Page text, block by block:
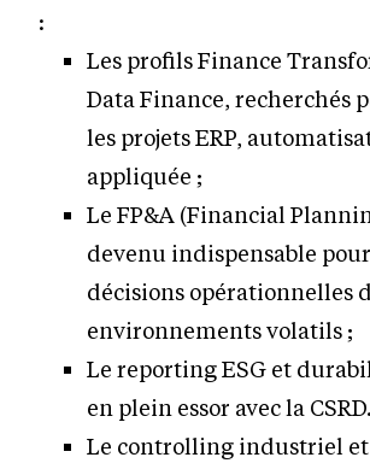
:
Les profils Finance
Data Finance, recherchés
les projets ERP,
appliquée ;
Le FP&A (Financial
devenu indispensable
décisions opérationnelles
environnements volatils ;
Le reporting ESG et
en plein essor avec la CSRD.
Le controlling industriel